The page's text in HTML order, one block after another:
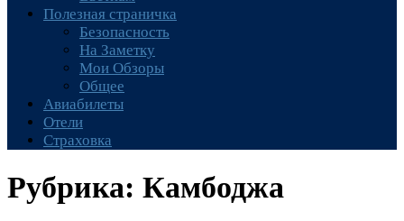
Полезная страничка
Безопасность
На Заметку
Мои Обзоры
Общее
Авиабилеты
Отели
Страховка
Рубрика: Камбоджа